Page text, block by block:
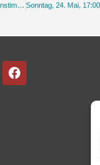
Mittwoch, 20. Mai 2026 · 19:00 bis 21:00 In der Reihe „Unerhörte Frauenstimmen“: Barbara Englert und Silke Scheuermann – „Gruppe 47 trifft Gegenwartslyrikerinnen“